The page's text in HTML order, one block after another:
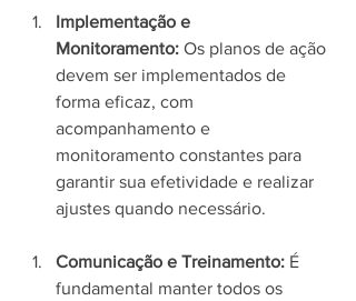
Implementação e
Monitoramento: Os planos de ação
devem ser implementados de
forma eficaz, com
acompanhamento e
monitoramento constantes para
garantir sua efetividade e realizar
ajustes quando necessário.
Comunicação e Treinamento: É
fundamental manter todos os